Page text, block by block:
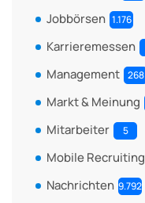
Jobbörsen 1.176
Karrieremessen
Management 268
Markt & Meinung
Mitarbeiter 5
Mobile Recruiting
Nachrichten 9.792